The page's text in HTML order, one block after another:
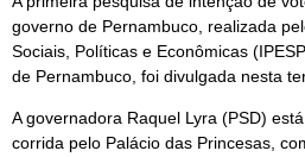
governo de Pernambuco, realizada
Sociais, Políticas e Econômicas
de Pernambuco, foi divulgada nesta
A governadora Raquel Lyra (PSD)
corrida pelo Palácio das Princesas,